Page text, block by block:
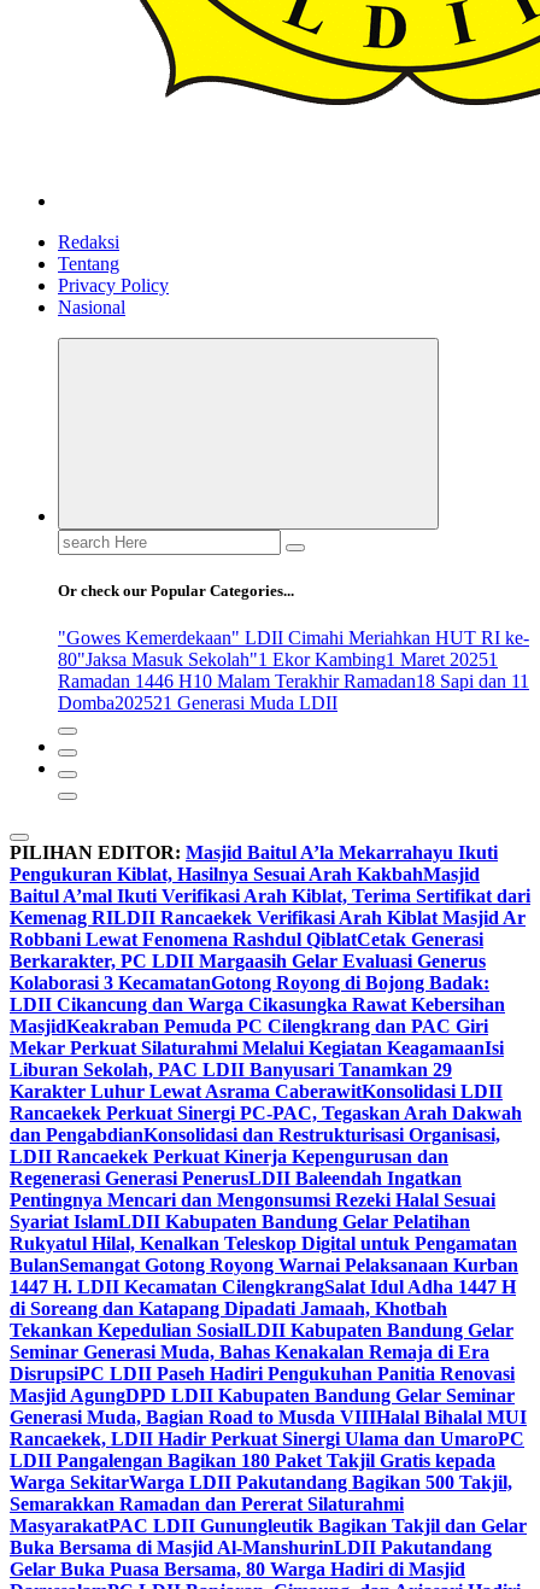
Redaksi
Tentang
Privacy Policy
Nasional
Search
for:
Or check our Popular Categories...
"Gowes Kemerdekaan" LDII Cimahi Meriahkan HUT RI ke-
80"Jaksa Masuk Sekolah"1 Ekor Kambing1 Maret 20251
Ramadan 1446 H10 Malam Terakhir Ramadan18 Sapi dan 11
Domba202521 Generasi Muda LDII
PILIHAN EDITOR: Masjid Baitul A’la Mekarrahayu Ikuti
Pengukuran Kiblat, Hasilnya Sesuai Arah KakbahMasjid
Baitul A’mal Ikuti Verifikasi Arah Kiblat, Terima Sertifikat dari
Kemenag RILDII Rancaekek Verifikasi Arah Kiblat Masjid Ar
Robbani Lewat Fenomena Rashdul QiblatCetak Generasi
Berkarakter, PC LDII Margaasih Gelar Evaluasi Generus
Kolaborasi 3 KecamatanGotong Royong di Bojong Badak:
LDII Cikancung dan Warga Cikasungka Rawat Kebersihan
MasjidKeakraban Pemuda PC Cilengkrang dan PAC Giri
Mekar Perkuat Silaturahmi Melalui Kegiatan KeagamaanIsi
Liburan Sekolah, PAC LDII Banyusari Tanamkan 29
Karakter Luhur Lewat Asrama CaberawitKonsolidasi LDII
Rancaekek Perkuat Sinergi PC-PAC, Tegaskan Arah Dakwah
dan PengabdianKonsolidasi dan Restrukturisasi Organisasi,
LDII Rancaekek Perkuat Kinerja Kepengurusan dan
Regenerasi Generasi PenerusLDII Baleendah Ingatkan
Pentingnya Mencari dan Mengonsumsi Rezeki Halal Sesuai
Syariat IslamLDII Kabupaten Bandung Gelar Pelatihan
Rukyatul Hilal, Kenalkan Teleskop Digital untuk Pengamatan
BulanSemangat Gotong Royong Warnai Pelaksanaan Kurban
1447 H. LDII Kecamatan CilengkrangSalat Idul Adha 1447 H
di Soreang dan Katapang Dipadati Jamaah, Khotbah
Tekankan Kepedulian SosialLDII Kabupaten Bandung Gelar
Seminar Generasi Muda, Bahas Kenakalan Remaja di Era
DisrupsiPC LDII Paseh Hadiri Pengukuhan Panitia Renovasi
Masjid AgungDPD LDII Kabupaten Bandung Gelar Seminar
Generasi Muda, Bagian Road to Musda VIIIHalal Bihalal MUI
Rancaekek, LDII Hadir Perkuat Sinergi Ulama dan UmaroPC
LDII Pangalengan Bagikan 180 Paket Takjil Gratis kepada
Warga SekitarWarga LDII Pakutandang Bagikan 500 Takjil,
Semarakkan Ramadan dan Pererat Silaturahmi
MasyarakatPAC LDII Gunungleutik Bagikan Takjil dan Gelar
Buka Bersama di Masjid Al-ManshurinLDII Pakutandang
Gelar Buka Puasa Bersama, 80 Warga Hadiri di Masjid